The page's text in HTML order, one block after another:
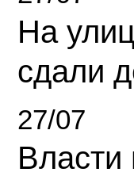
На
сдали
27/07
Власти